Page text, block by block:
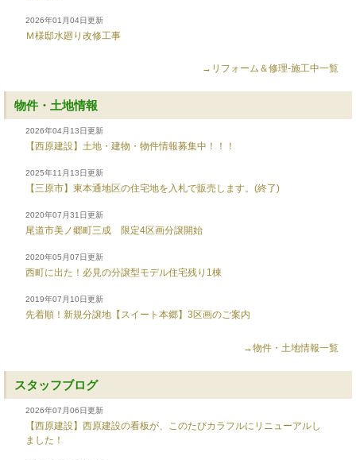
2026年01月04日更新
Ｍ様邸水廻り改修工事
→リフォーム＆修理-施工中一覧
物件・土地情報
2026年04月13日更新
【西原建設】土地・建物・物件情報募集中！！！
2025年11月13日更新
【三原市】東本通地区の住宅地を入札で販売します。(終了)
2020年07月31日更新
尾道市美ノ郷町三成 限定4区画分譲開始
2020年05月07日更新
西町に出た！必見の分譲型モデル住宅残り1棟
2019年07月10日更新
先着順！新規分譲地【スイート本郷】3区画のご案内
→物件・土地情報一覧
スタッフブログ
2026年07月06日更新
【西原建設】西原建設の看板が、このたびカラフルにリニューアルし
ました！